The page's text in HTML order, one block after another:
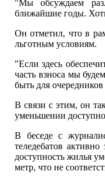
"Мы обсуждаем
ближайшие годы.
Он отметил, что в
льготным условиям.
"Если здесь
часть взноса мы
быть для
В связи с этим, он
уменьшении
В беседе с
теледебатов
доступность жилья
метр, что не